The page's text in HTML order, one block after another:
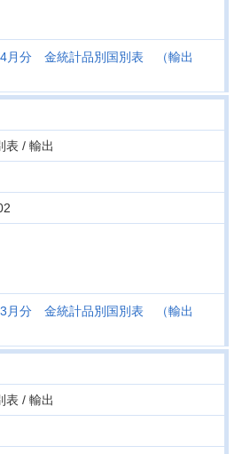
4月分 金統計品別国別表 （輸出
表 / 輸出
3月分 金統計品別国別表 （輸出
表 / 輸出